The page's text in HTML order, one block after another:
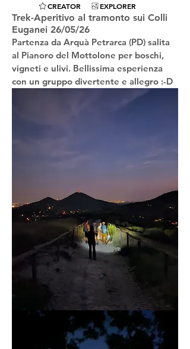
CREATOR EXPLORER
Trek-Aperitivo al tramonto sui Colli
Euganei 26/05/26
Partenza da Arquà Petrarca (PD) salita
al Pianoro del Mottolone per boschi,
vigneti e ulivi. Bellissima esperienza
con un gruppo divertente e allegro :-D